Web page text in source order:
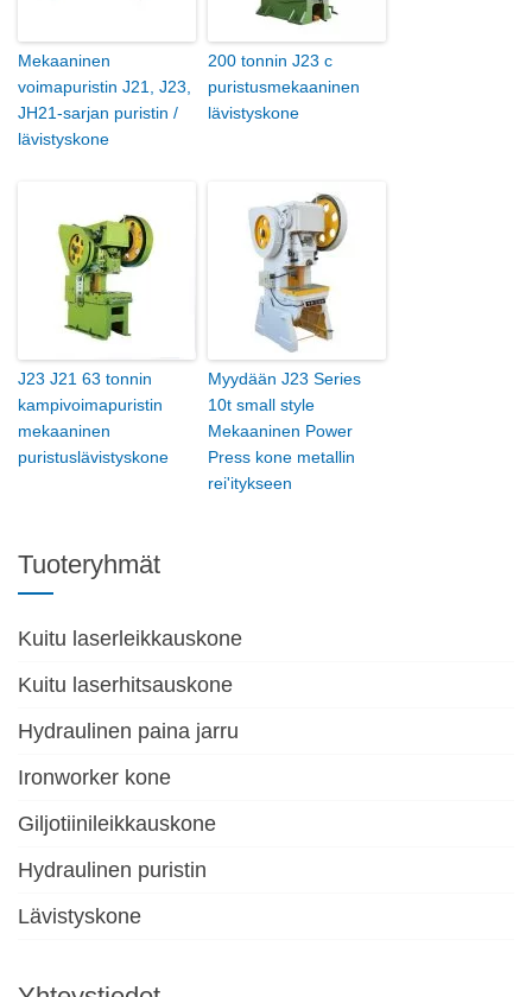
Mekaaninen
voimapuristin J21, J23,
JH21-sarjan puristin /
lävistyskone
200 tonnin J23 c
puristusmekaaninen
lävistyskone
J23 J21 63 tonnin
kampivoimapuristin
mekaaninen
puristuslävistyskone
Myydään J23 Series
10t small style
Mekaaninen Power
Press kone metallin
rei'itykseen
Tuoteryhmät
Kuitu laserleikkauskone
Kuitu laserhitsauskone
Hydraulinen paina jarru
Ironworker kone
Giljotiinileikkauskone
Hydraulinen puristin
Lävistyskone